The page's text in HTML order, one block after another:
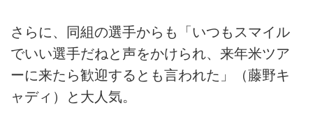
さらに、同組の選手からも「いつもスマイル
でいい選手だねと声をかけられ、来年米ツア
ーに来たら歓迎するとも言われた」（藤野キ
ャディ）と大人気。